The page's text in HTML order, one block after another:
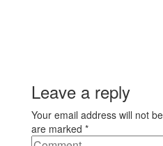
Leave a reply
Your email address will not
are marked *